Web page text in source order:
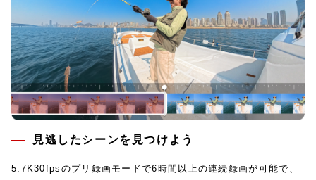
見逃したシーンを見つけよう
5.7K30fpsのプリ録画モードで6時間以上の連続録画が可能で、